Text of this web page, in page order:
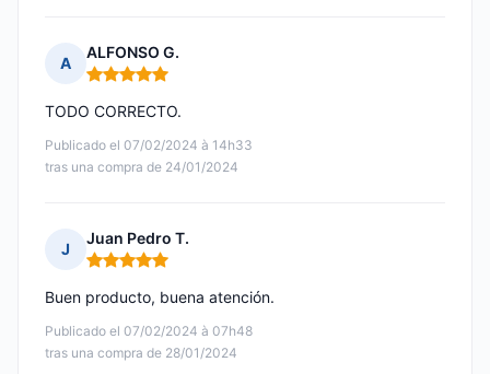
A
ALFONSO G.
Nota: 5 de 5
Publicado el 07/02/2024 à 14h33
tras una compra de 24/01/2024
TODO CORRECTO.
J
Juan Pedro T.
Nota: 5 de 5
Publicado el 07/02/2024 à 07h48
tras una compra de 28/01/2024
Buen producto, buena atención.